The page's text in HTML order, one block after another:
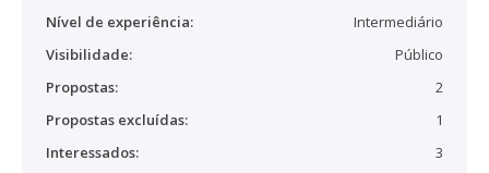
Nível de experiência:
Intermediário
Visibilidade:
Público
Propostas:
2
Propostas excluídas:
1
Interessados:
3